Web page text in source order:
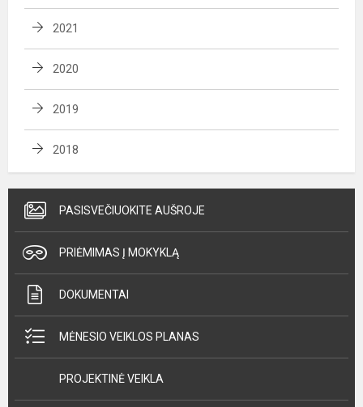
2021
2020
2019
2018
PASISVEČIUOKITE AUŠROJE
PRIĖMIMAS Į MOKYKLĄ
DOKUMENTAI
MĖNESIO VEIKLOS PLANAS
PROJEKTINĖ VEIKLA